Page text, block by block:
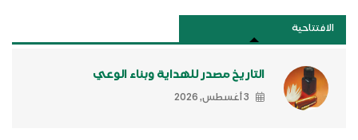
الافتتاحية
التاريخ مصدر للهداية وبناء الوعي
3 أغسطس, 2026